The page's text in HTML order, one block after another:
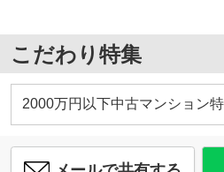
こだわり特集
2000万円以下中古マンション